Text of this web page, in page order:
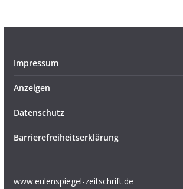
Impressum
Anzeigen
Datenschutz
Barrierefreiheitserklärung
www.eulenspiegel-zeitschrift.de